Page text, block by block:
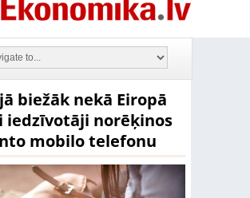
biežāk nekā Eiropā
iedzīvotāji norēķinos
mobilo telefonu